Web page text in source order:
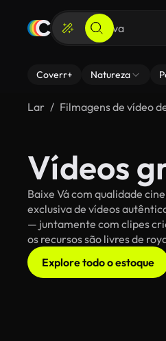
Coverr+ Natureza
Lar Filmagens de vídeo
Vídeos
Baixe Vá com qualidade
exclusiva de vídeos
— juntamente com clipes
os recursos são livres de
Explore todo o estoque